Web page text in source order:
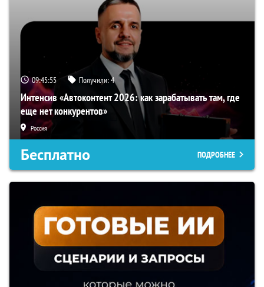
09:45:54 Получили:4
Интенсив «Автоконтент 2026: как зарабатывать там, где
еще нет конкурентов»
Россия
Бесплатно ПОДРОБНЕЕ